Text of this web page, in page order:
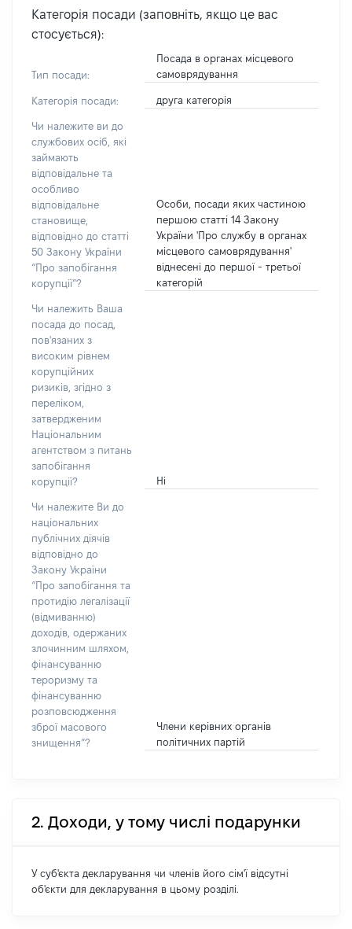
Категорія посади (заповніть, якщо це вас
стосується):
Тип посади:
Посада в органах місцевого
самоврядування
Категорія посади: друга категорія
Чи належите ви до
службових осіб, які
займають
відповідальне та
особливо
відповідальне
становище,
відповідно до статті
50 Закону України
“Про запобігання
корупції”?
Особи, посади яких частиною
першою статті 14 Закону
України 'Про службу в органах
місцевого самоврядування'
віднесені до першої - третьої
категорій
Чи належить Ваша
посада до посад,
пов'язаних з
високим рівнем
корупційних
ризиків, згідно з
переліком,
затвердженим
Національним
агентством з питань
запобігання
корупції?
Ні
Чи належите Ви до
національних
публічних діячів
відповідно до
Закону України
“Про запобігання та
протидію легалізації
(відмиванню)
доходів, одержаних
злочинним шляхом,
фінансуванню
тероризму та
фінансуванню
розповсюдження
зброї масового
знищення”?
Члени керівних органів
політичних партій
2. Доходи, у тому числі подарунки
У суб'єкта декларування чи членів його сім'ї відсутні
об'єкти для декларування в цьому розділі.